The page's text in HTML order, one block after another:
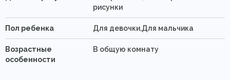
рисунки
Пол ребенка Для девочки,Для мальчика
Возрастные
особенности
В общую комнату